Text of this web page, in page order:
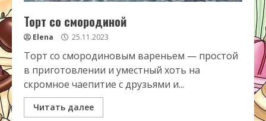
Торт со смородиной
Elena 25.11.2023
Торт со смородиновым вареньем — простой
в приготовлении и уместный хоть на
скромное чаепитие с друзьями и...
Читать далее